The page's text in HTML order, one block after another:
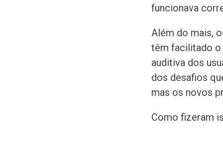
funcionava
Além do mais,
têm facilitado o
auditiva dos
dos desafios
mas os novos
Como fizeram